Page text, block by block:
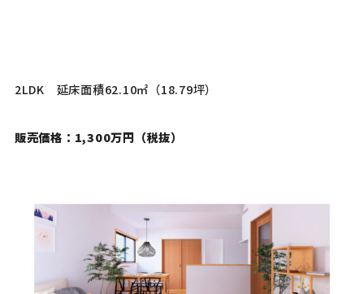
2LDK 延床面積62.10㎡（18.79坪）
販売価格：1,300万円（税抜）